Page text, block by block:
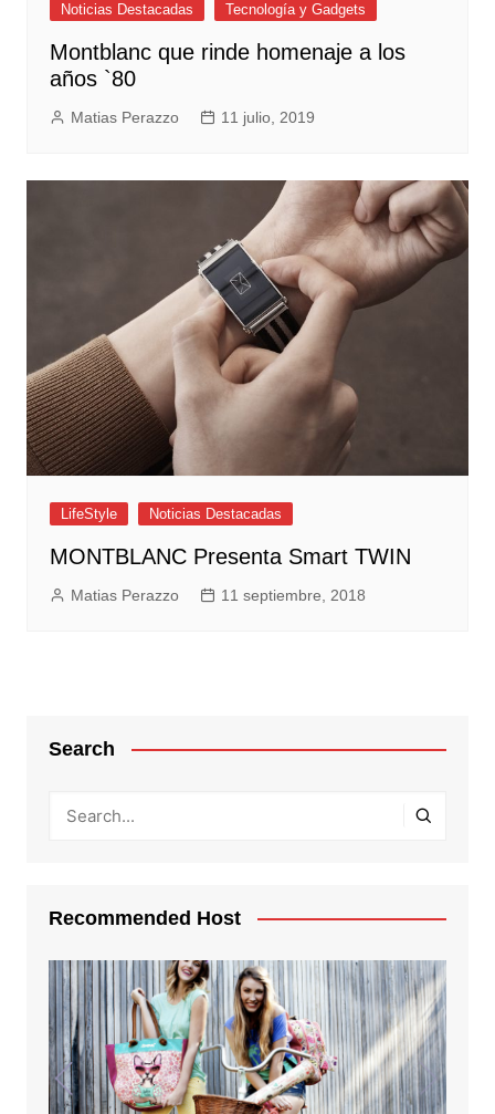
Noticias Destacadas Tecnología y Gadgets
Montblanc que rinde homenaje a los
años `80
Matias Perazzo 11 julio, 2019
LifeStyle Noticias Destacadas
MONTBLANC Presenta Smart TWIN
Matias Perazzo 11 septiembre, 2018
Search
Recommended Host